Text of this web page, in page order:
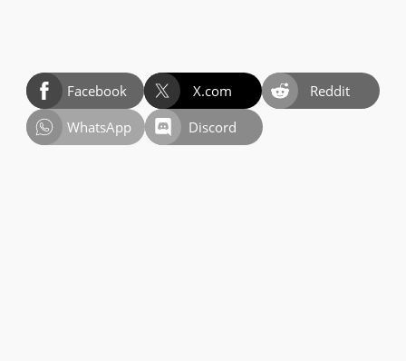
Facebook X.com
Reddit
WhatsApp
Discord